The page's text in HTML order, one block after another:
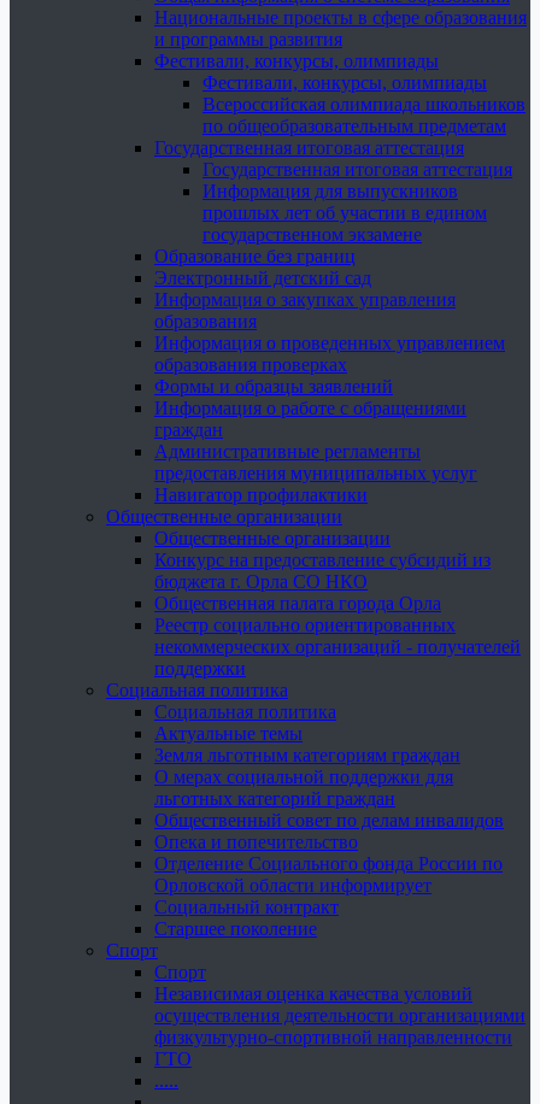
Национальные проекты в сфере образования
и программы развития
Фестивали, конкурсы, олимпиады
Фестивали, конкурсы, олимпиады
Всероссийская олимпиада школьников
по общеобразовательным предметам
Государственная итоговая аттестация
Государственная итоговая аттестация
Информация для выпускников
прошлых лет об участии в едином
государственном экзамене
Образование без границ
Электронный детский сад
Информация о закупках управления
образования
Информация о проведенных управлением
образования проверках
Формы и образцы заявлений
Информация о работе с обращениями
граждан
Административные регламенты
предоставления муниципальных услуг
Навигатор профилактики
Общественные организации
Общественные организации
Конкурс на предоставление субсидий из
бюджета г. Орла СО НКО
Общественная палата города Орла
Реестр социально ориентированных
некоммерческих организаций - получателей
поддержки
Социальная политика
Социальная политика
Актуальные темы
Земля льготным категориям граждан
О мерах социальной поддержки для
льготных категорий граждан
Общественный совет по делам инвалидов
Опека и попечительство
Отделение Социального фонда России по
Орловской области информирует
Социальный контракт
Старшее поколение
Спорт
Спорт
Независимая оценка качества условий
осуществления деятельности организациями
физкультурно-спортивной направленности
ГТО
.....